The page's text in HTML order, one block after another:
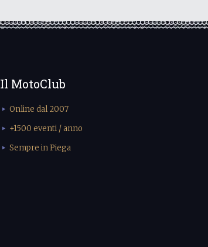
Il MotoClub
Online dal 2007
+1500 eventi / anno
Sempre in Piega